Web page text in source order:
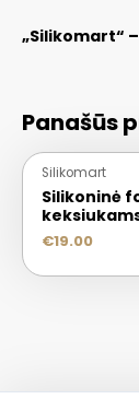
„Silikomart“
Panašūs
Silikomart
Silikoninė
keksiukams
€19.00